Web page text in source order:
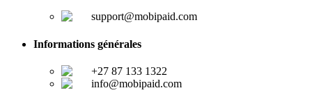
support@mobipaid.com
Informations générales
+27 87 133 1322
info@mobipaid.com